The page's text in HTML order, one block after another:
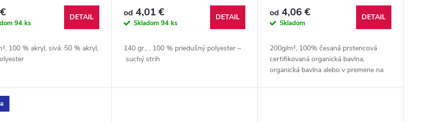
94 ks
DETAIL
100 % akryl, sivá: 50 % akryl,
od 4,01 €
Skladom 94 ks
DETAIL
140 gr., , 100 % priedušný polyester –
suchý strih
od 4,06 €
Skladom
DETAIL
200g/m², 100% česaná prstencová
certifikovaná organická bavlna,
organická bavlna alebo v premene na